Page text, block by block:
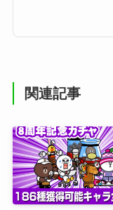
関連記事